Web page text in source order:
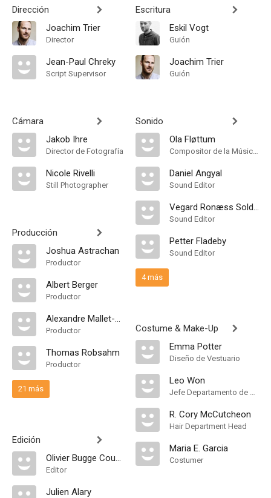
Dirección
Joachim Trier
Director
Jean-Paul Chreky
Script Supervisor
Cámara
Jakob Ihre
Director de Fotografía
Nicole Rivelli
Still Photographer
Producción
Joshua Astrachan
Productor
Albert Berger
Productor
Alexandre Mallet-Guy
Productor
Thomas Robsahm
Productor
21 más
Edición
Olivier Bugge Coutté
Editor
Julien Alary
Escritura
Eskil Vogt
Guión
Joachim Trier
Guión
Sonido
Ola Fløttum
Compositor de la Música Original
Daniel Angyal
Sound Editor
Vegard Ronæss Soldal
Sound Editor
Petter Fladeby
Sound Editor
4 más
Costume & Make-Up
Emma Potter
Diseño de Vestuario
Leo Won
Jefe Departamento de Maquillaje
R. Cory McCutcheon
Hair Department Head
Maria E. Garcia
Costumer